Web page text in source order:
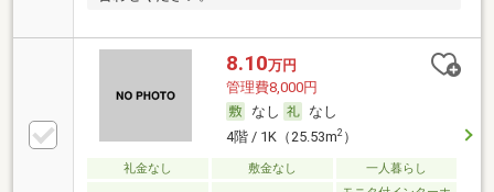
8.10万円
管理費8,000円
なし
なし
4階 / 1K（25.53m2）
礼金なし 敷金なし 一人暮らし